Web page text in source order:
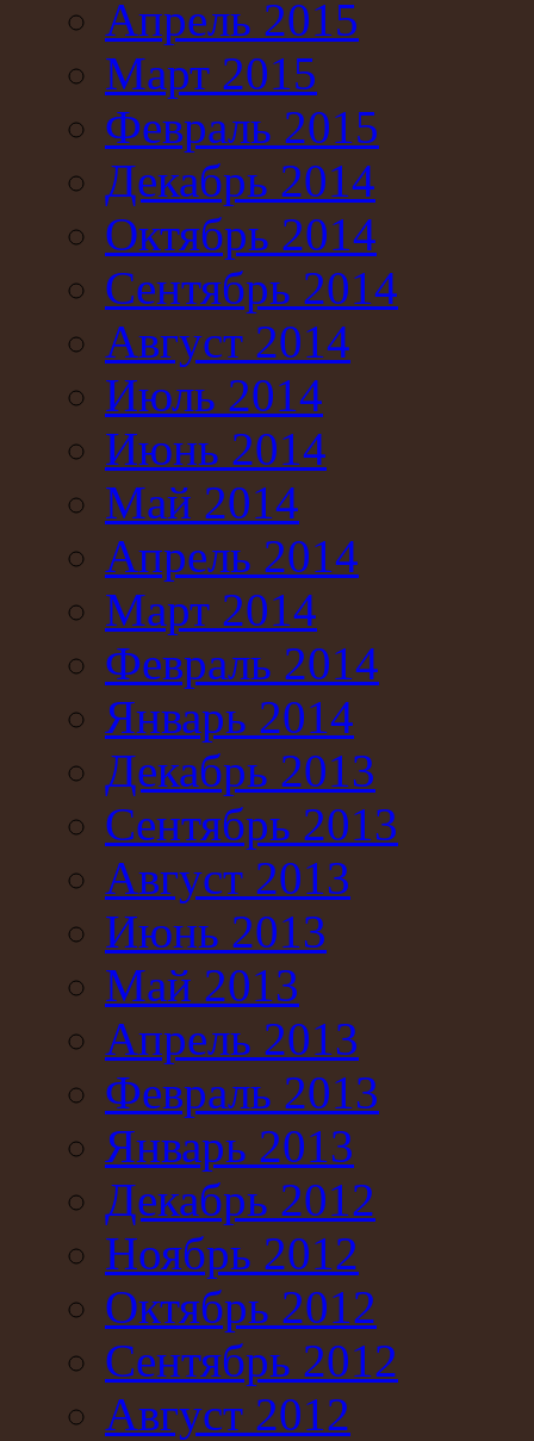
Апрель 2015
Март 2015
Февраль 2015
Декабрь 2014
Октябрь 2014
Сентябрь 2014
Август 2014
Июль 2014
Июнь 2014
Май 2014
Апрель 2014
Март 2014
Февраль 2014
Январь 2014
Декабрь 2013
Сентябрь 2013
Август 2013
Июнь 2013
Май 2013
Апрель 2013
Февраль 2013
Январь 2013
Декабрь 2012
Ноябрь 2012
Октябрь 2012
Сентябрь 2012
Август 2012